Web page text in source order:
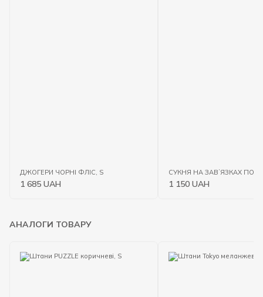
ДЖОГЕРИ ЧОРНІ ФЛІС, S
1 685 UAH
СУКНЯ НА ЗАВʼЯЗКАХ
1 150 UAH
АНАЛОГИ ТОВАРУ